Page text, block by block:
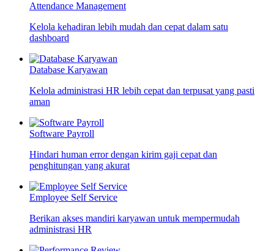
Attendance Management
Kelola kehadiran lebih mudah dan cepat dalam satu
dashboard
Database Karyawan
Kelola administrasi HR lebih cepat dan terpusat yang pasti
aman
Software Payroll
Hindari human error dengan kirim gaji cepat dan
penghitungan yang akurat
Employee Self Service
Berikan akses mandiri karyawan untuk mempermudah
administrasi HR